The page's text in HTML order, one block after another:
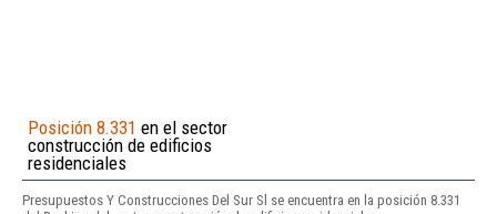
Posición 8.331 en el sector
construcción de edificios
residenciales
Presupuestos Y Construcciones Del Sur Sl se encuentra en la posición 8.331